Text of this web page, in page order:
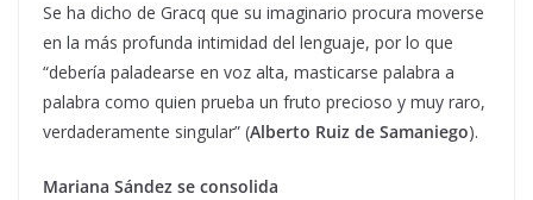
Se ha dicho de Gracq que su imaginario procura moverse
en la más profunda intimidad del lenguaje, por lo que
“debería paladearse en voz alta, masticarse palabra a
palabra como quien prueba un fruto precioso y muy raro,
verdaderamente singular” (Alberto Ruiz de Samaniego).
Mariana Sández se consolida